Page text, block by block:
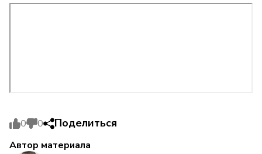
0 0 Поделиться
Автор материала